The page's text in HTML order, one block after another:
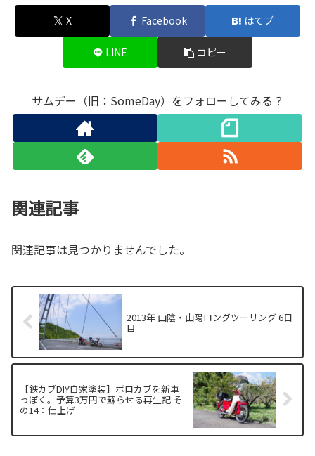
X Facebook はてブ
LINE コピー
サムデー（旧：SomeDay）をフォローしてみる？
関連記事
関連記事は見つかりませんでした。
2013年 山陰・山陽ロングツーリング 6日
目
【鉄カブDIY自家塗装】ボロカブを新車
っぽく。予算3万円で蘇らせる再生記 そ
の14：仕上げ